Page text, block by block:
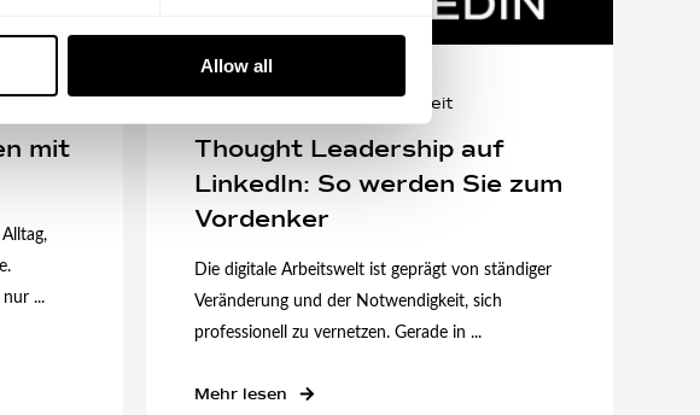
Allow all
mit
...
min Lesezeit
Thought Leadership auf
LinkedIn: So werden Sie zum
Vordenker
Die digitale Arbeitswelt ist geprägt von ständiger
Veränderung und der Notwendigkeit, sich
professionell zu vernetzen. Gerade in ...
Mehr lesen